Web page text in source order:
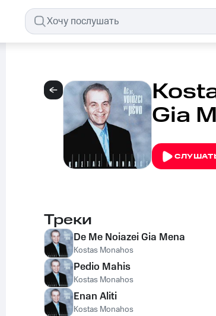
Gia
Треки
De Me Noiazei Gia Mena
Kostas Monahos
Pedio Mahis
Kostas Monahos
Enan Aliti
Kostas Monahos